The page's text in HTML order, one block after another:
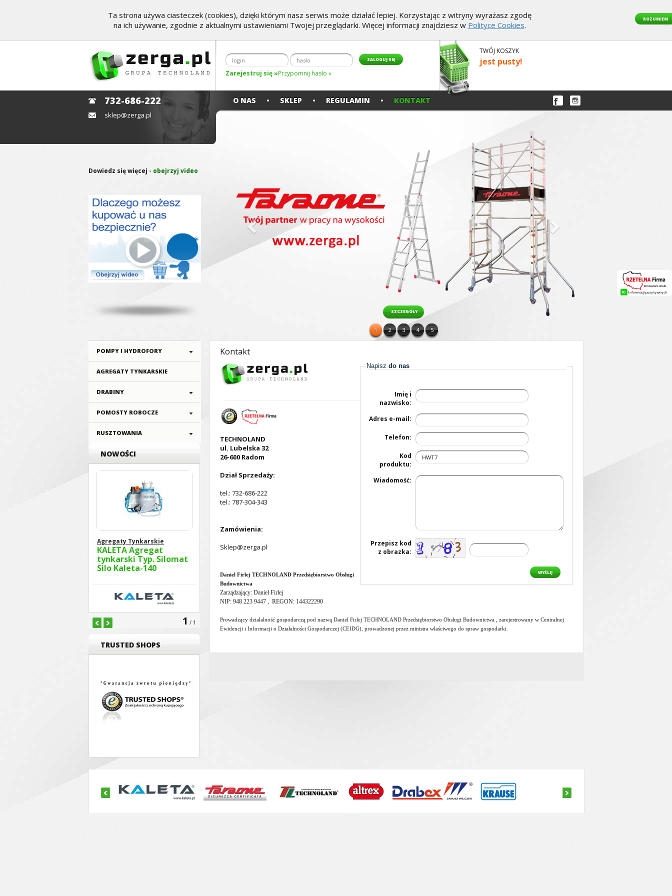
ROZUMIEM
Ta strona używa ciasteczek (cookies), dzięki którym nasz serwis może działać lepiej. Korzystając z witryny wyrażasz zgodę
na ich używanie, zgodnie z aktualnymi ustawieniami Twojej przeglądarki. Więcej informacji znajdziesz w Polityce Cookies.
Zarejestruj się »Przypomnij hasło »
TWÓJ KOSZYK
jest pusty!
732-686-222
sklep@zerga.pl
O NAS SKLEP REGULAMIN KONTAKT
Dowiedz się więcej - obejrzyj video
SZCZEGÓŁY
1 2 3 4 5
POMPY I HYDROFORY
AGREGATY TYNKARSKIE
DRABINY
POMOSTY ROBOCZE
RUSZTOWANIA
NOWOŚCI
Agregaty Tynkarskie
KALETA Agregat
tynkarski Typ. Silomat
Silo Kaleta-140
1 / 1
TRUSTED SHOPS
Kontakt
Napisz do nas
Imię i
nazwisko:
Adres e-mail:
Telefon:
Kod
produktu:
Wiadomość:
Przepisz kod
z obrazka:
WYŚLIJ
TECHNOLAND
ul. Lubelska 32
26-600 Radom
Dział Sprzedaży:
tel.: 732-686-222
tel.: 787-304-343
Zamówienia:
Sklep@zerga.pl
Daniel Firlej TECHNOLAND Przedsiębiorstwo Obsługi
Budownictwa
Zarządzający: Daniel Firlej
NIP: 948 223 9447 , REGON: 144322290
Prowadzący działalność gospodarczą pod nazwą Daniel Firlej TECHNOLAND Przedsiębiorstwo Obsługi Budownictwa , zarejestrowany w Centralnej
Ewidencji i Informacji o Działalności Gospodarczej (CEIDG), prowadzonej przez ministra właściwego do spraw gospodarki